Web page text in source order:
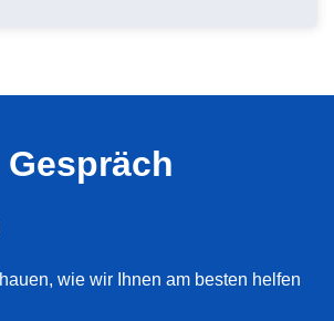
wie wir Ihnen am besten helfen